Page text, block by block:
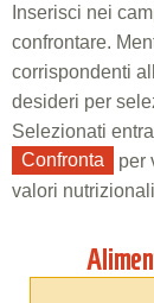
Inserisci nei
confrontare.
corrispondenti
desideri per
Selezionati
Confronta
per
valori